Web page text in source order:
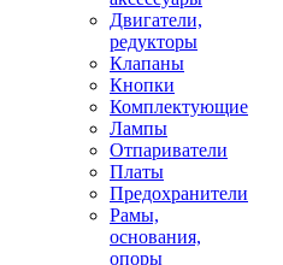
Двигатели,
редукторы
Клапаны
Кнопки
Комплектующие
Лампы
Отпариватели
Платы
Предохранители
Рамы,
основания,
опоры